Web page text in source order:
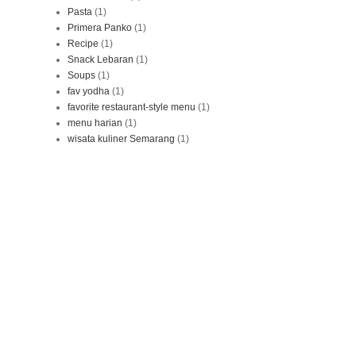
Pasta (1)
Primera Panko (1)
Recipe (1)
Snack Lebaran (1)
Soups (1)
fav yodha (1)
favorite restaurant-style menu (1)
menu harian (1)
wisata kuliner Semarang (1)